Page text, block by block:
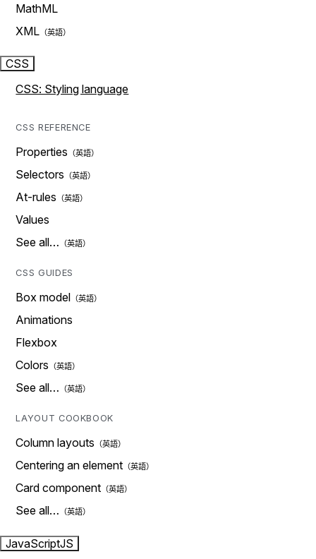
MathML
XML
CSS
CSS: Styling language
CSS REFERENCE
Properties
Selectors
At-rules
Values
See all…
CSS GUIDES
Box model
Animations
Flexbox
Colors
See all…
LAYOUT COOKBOOK
Column layouts
Centering an element
Card component
See all…
JavaScriptJS